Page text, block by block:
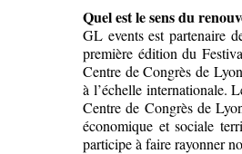
Quel est le sens du
GL events est partenaire
première édition du
Centre de Congrès de
à l’échelle internationale.
Centre de Congrès de
économique et sociale
participe à faire rayonner